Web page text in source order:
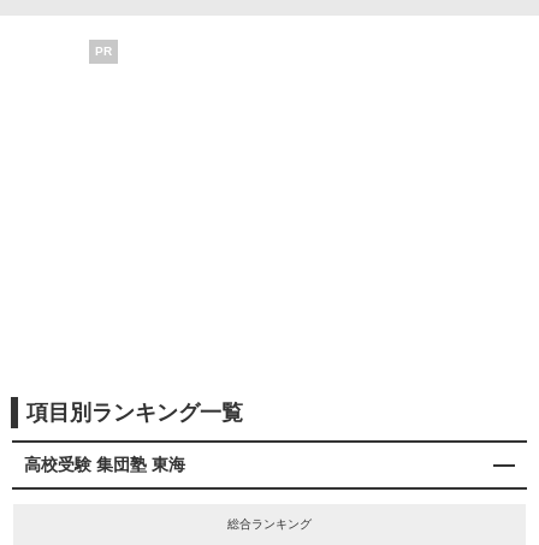
PR
項目別ランキング一覧
高校受験 集団塾 東海
総合ランキング